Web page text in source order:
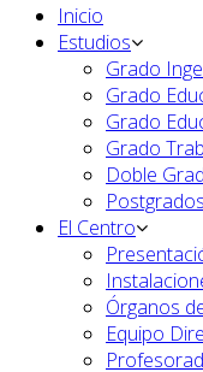
Inicio
Estudios
Grado
Grado
Grado
Grado
Doble
Postgrados
El Centro
Órganos
Equipo